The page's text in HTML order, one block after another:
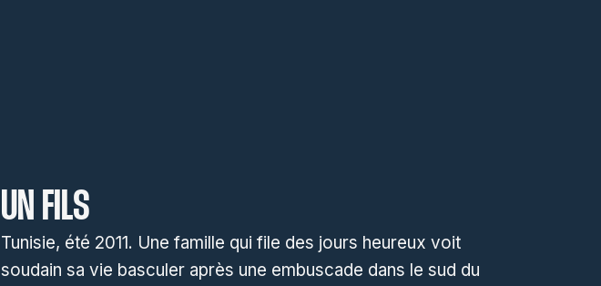
UN FILS
Tunisie, été 2011. Une famille qui file des jours heureux voit
soudain sa vie basculer après une embuscade dans le sud du